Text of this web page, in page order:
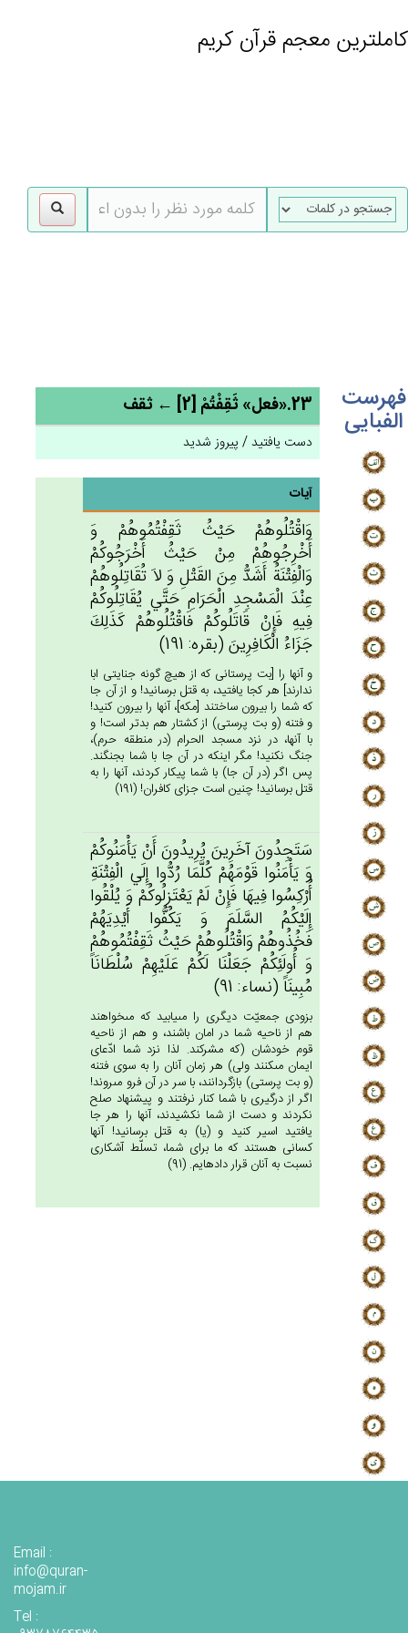
کاملترین معجم قرآن کریم
فهرست
الفبایی 23.«فعل» ثَقِفْتُمْ [2] ← ثقف
دست یافتید / پیروز شدید
آیات
وَاقْتُلُوهُم‌ْ حَيْث‌ُ ثَقِفْتُمُوهُمْ‌ وَ
أَخْرِجُوهُم‌ْ مِن‌ْ حَيْث‌ُ أَخْرَجُوكُم‌ْ
وَالْفِتْنَة‌ُ أَشَدُّ مِن‌َ القَتْل‌ِ وَ لاَ تُقَاتِلُوهُم‌ْ
عِنْدَ الْمَسْجِدِ الْحَرَام‌ِ حَتَّي‌ يُقَاتِلُوكُم‌ْ
فِيه‌ِ فَإِنْ‌ قَاتَلُوكُم‌ْ فَاقْتُلُوهُم‌ْ كَذَلِك‌َ
جَزَاءُ الْكَافِرِين‌َ (بقره: 191)
و آنها را [بت پرستانى كه از هيچ گونه جنايتى ابا
ندارند] هر كجا يافتيد، به قتل برسانيد! و از آن جا
كه شما را بيرون ساختند [مكه‏]، آنها را بيرون كنيد!
و فتنه (و بت پرستى) از كشتار هم بدتر است! و
با آنها، در نزد مسجد الحرام (در منطقه حرم)،
جنگ نكنيد! مگر اينكه در آن جا با شما بجنگند.
پس اگر (در آن جا) با شما پيكار كردند، آنها را به
قتل برسانيد! چنين است جزاى كافران! (191)
سَتَجِدُون‌َ آخَرِين‌َ يُرِيدُون‌َ أَنْ‌ يَأْمَنُوكُم‌ْ
وَ يَأْمَنُوا قَوْمَهُم‌ْ كُلَّمَا رُدُّوا إِلَي‌ الْفِتْنَة‌ِ
أُرْكِسُوا فِيهَا فَإِنْ‌ لَم‌ْ يَعْتَزِلُوكُم‌ْ وَ يُلْقُوا
إِلَيْكُم‌ُ السَّلَم‌َ وَ يَكُفُّوا أَيْدِيَهُم‌ْ
فَخُذُوهُم‌ْ وَاقْتُلُوهُم‌ْ حَيْث‌ُ ثَقِفْتُمُوهُم‌ْ
وَ أُولَئِكُمْ‌ جَعَلْنَا لَكُم‌ْ عَلَيْهِم‌ْ سُلْطَانَاً
مُبِينَاً (نساء: 91)
بزودى جمعيّت ديگرى را مى‏يابيد كه مى‏خواهند
هم از ناحيه شما در امان باشند، و هم از ناحيه
قوم خودشان (كه مشركند. لذا نزد شما ادّعاى
ايمان مى‏كنند ولى) هر زمان آنان را به سوى فتنه
(و بت پرستى) بازگردانند، با سر در آن فرو مى‏روند!
اگر از درگيرى با شما كنار نرفتند و پيشنهاد صلح
نكردند و دست از شما نكشيدند، آنها را هر جا
يافتيد اسير كنيد و (يا) به قتل برسانيد! آنها
كسانى هستند كه ما براى شما، تسلّط آشكارى
نسبت به آنان قرار داده‏ايم. (91)
Email :
info@quran-
mojam.ir
Tel :